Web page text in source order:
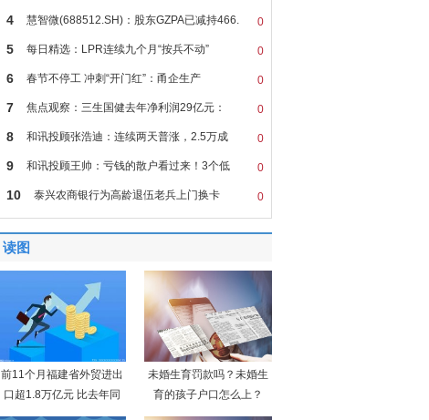
0
4 慧智微(688512.SH)：股东GZPA已减持466.
0
5 每日精选：LPR连续九个月“按兵不动”
0
6 春节不停工 冲刺“开门红”：甬企生产
0
7 焦点观察：三生国健去年净利润29亿元：
0
8 和讯投顾张浩迪：连续两天普涨，2.5万成
0
9 和讯投顾王帅：亏钱的散户看过来！3个低
0
10 泰兴农商银行为高龄退伍老兵上门换卡
读图
前11个月福建省外贸进出
口超1.8万亿元 比去年同
未婚生育罚款吗？未婚生
育的孩子户口怎么上？